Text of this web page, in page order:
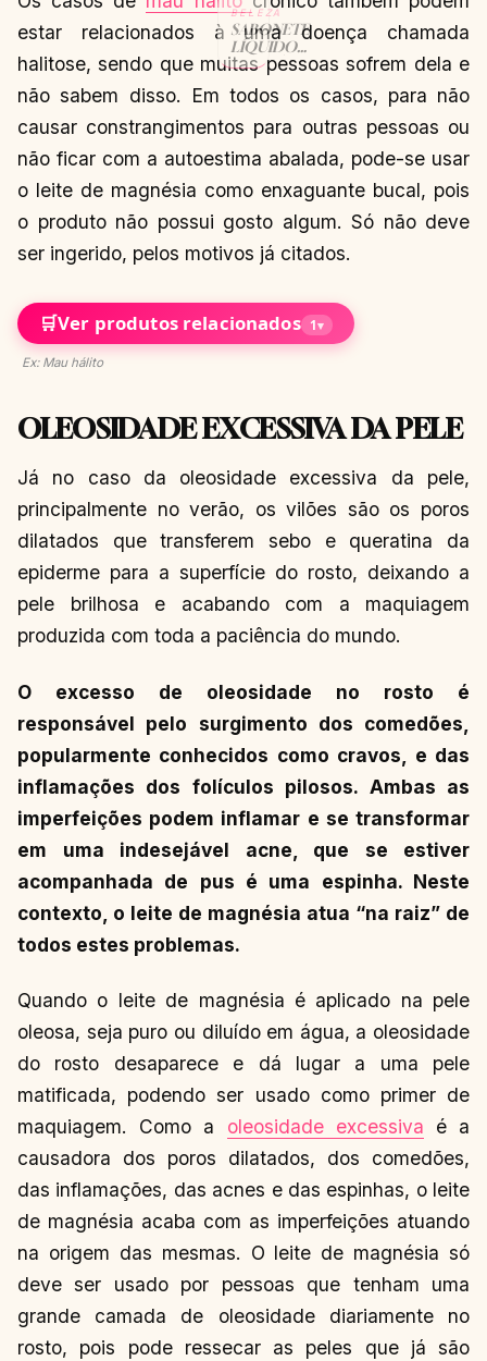
BELEZA
SABONETE
LÍQUIDO
BENEFÍCIOS
INFOGRÁFICO
LENDO →
estar relacionados à uma doença chamada
halitose, sendo que muitas pessoas sofrem dela e
não sabem disso. Em todos os casos, para não
causar constrangimentos para outras pessoas ou
não ficar com a autoestima abalada, pode-se usar
o leite de magnésia como enxaguante bucal, pois
o produto não possui gosto algum. Só não deve
ser ingerido, pelos motivos já citados.
🛒Ver produtos relacionados 1▾
Ex: Mau hálito
OLEOSIDADE EXCESSIVA DA PELE
Já no caso da oleosidade excessiva da pele,
principalmente no verão, os vilões são os poros
dilatados que transferem sebo e queratina da
epiderme para a superfície do rosto, deixando a
pele brilhosa e acabando com a maquiagem
produzida com toda a paciência do mundo.
O excesso de oleosidade no rosto é
responsável pelo surgimento dos comedões,
popularmente conhecidos como cravos, e das
inflamações dos folículos pilosos. Ambas as
imperfeições podem inflamar e se transformar
em uma indesejável acne, que se estiver
acompanhada de pus é uma espinha. Neste
contexto, o leite de magnésia atua “na raiz” de
todos estes problemas.
Quando o leite de magnésia é aplicado na pele
oleosa, seja puro ou diluído em água, a oleosidade
do rosto desaparece e dá lugar a uma pele
matificada, podendo ser usado como primer de
maquiagem. Como a oleosidade excessiva é a
causadora dos poros dilatados, dos comedões,
das inflamações, das acnes e das espinhas, o leite
de magnésia acaba com as imperfeições atuando
na origem das mesmas. O leite de magnésia só
deve ser usado por pessoas que tenham uma
grande camada de oleosidade diariamente no
rosto, pois pode ressecar as peles que já são